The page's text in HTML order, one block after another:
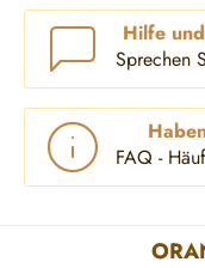
Hilfe
Sprechen
FAQ -